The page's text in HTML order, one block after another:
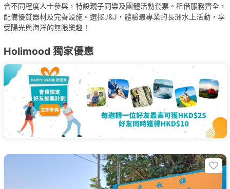
合不同程度人士參與，特設親子同樂及團體活動套票。租借服務齊全，
配備優質器材及完善設施。選擇J&J，體驗最專業的長洲水上活動，享
受陽光與海洋的無限樂趣！
Holimood 獨家優惠